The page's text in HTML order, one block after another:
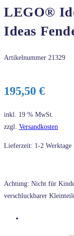
LEGO®
Ideas
Artikelnummer 21329
195,50 €
inkl. 19 % MwSt.
zzgl. Versandkosten
Lieferzeit: 1-2 Werktage
Achtung: Nicht für
verschluckbarer